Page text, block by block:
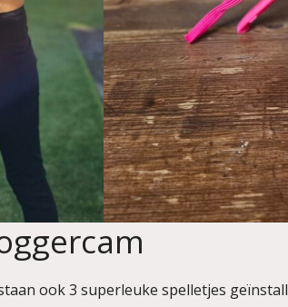
ook 3 superleuke spelletjes